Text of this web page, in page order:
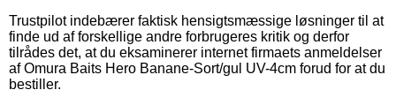
Trustpilot indebærer faktisk hensigtsmæssige løsninger til at
finde ud af forskellige andre forbrugeres kritik og derfor
tilrådes det, at du eksaminerer internet firmaets anmeldelser
af Omura Baits Hero Banane-Sort/gul UV-4cm forud for at du
bestiller.